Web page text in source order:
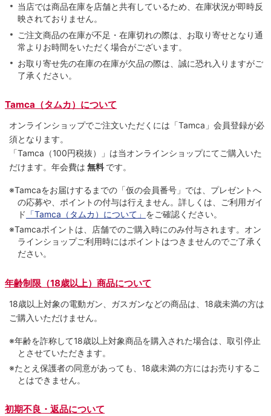
当店では商品在庫を店舗と共有しているため、在庫状況が即時反
映されておりません。
ご注文商品の在庫が不足・在庫切れの際は、お取り寄せとなり通
常よりお時間をいただく場合がございます。
お取り寄せ先の在庫の在庫が欠品の際は、誠に恐れ入りますがご
了承ください。
Tamca（タムカ）について
オンラインショップでご注⽂いただくには「Tamca」会員登録が必
須となります。
「Tamca （100円税抜）
」は当オンラインショップにてご購⼊いた
だけます。 年会費は 無料 です。
※Tamcaをお届けするまでの「仮の会員番号」では、プレゼントへ
の応募や、ポイントの付与は⾏えません。詳しくは、ご利⽤ガイ
ド 「Tamca（タムカ）について」 をご確認ください。
※Tamcaポイントは、店舗でのご購⼊時にのみ付与されます。オン
ラインショップご利用時にはポイントはつきませんのでご了承く
ださい。
年齢制限（18歳以上）商品について
18歳以上対象の電動ガン、ガスガンなどの商品は、18歳未満の方は
ご購入いただけません。
※年齢を詐称して18歳以上対象商品を購入された場合は、取引停止
とさせていただきます。
※たとえ保護者の同意があっても、18歳未満の方にはお売りするこ
とはできません。
初期不良・返品について